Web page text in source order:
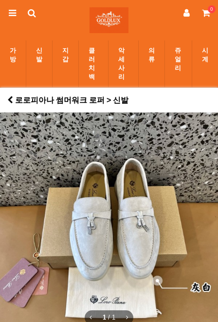
0
가
방
신
발
지
갑
클
러
치
백
악
세
사
리
의
류
쥬
얼
리
시
계
로로피아나 썸머워크 로퍼 > 신발
1/1